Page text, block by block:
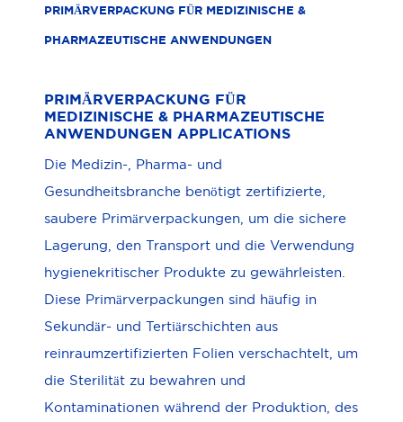
PRIMÄRVERPACKUNG FÜR MEDIZINISCHE &
PHARMAZEUTISCHE ANWENDUNGEN
PRIMÄRVERPACKUNG FÜR
MEDIZINISCHE & PHARMAZEUTISCHE
ANWENDUNGEN APPLICATIONS
Die Medizin-, Pharma- und
Gesundheitsbranche benötigt zertifizierte,
saubere Primärverpackungen, um die sichere
Lagerung, den Transport und die Verwendung
hygienekritischer Produkte zu gewährleisten.
Diese Primärverpackungen sind häufig in
Sekundär- und Tertiärschichten aus
reinraumzertifizierten Folien verschachtelt, um
die Sterilität zu bewahren und
Kontaminationen während der Produktion, des